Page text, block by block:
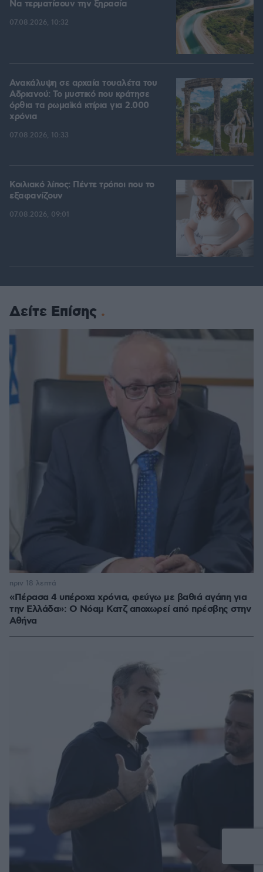
Να τερματίσουν την ξηρασία
07.08.2026, 10:32
Ανακάλυψη σε αρχαία τουαλέτα του
Αδριανού: Το μυστικό που κράτησε
όρθια τα ρωμαϊκά κτίρια για 2.000
χρόνια
07.08.2026, 10:33
Κοιλιακό λίπος: Πέντε τρόποι που το
εξαφανίζουν
07.08.2026, 09:01
Δείτε Επίσης
«Πέρασα 4 υπέροχα χρόνια, φεύγω με βαθιά αγάπη για
την Ελλάδα»: Ο Νόαμ Κατζ αποχωρεί από πρέσβης στην
Αθήνα
πριν 18 λεπτά